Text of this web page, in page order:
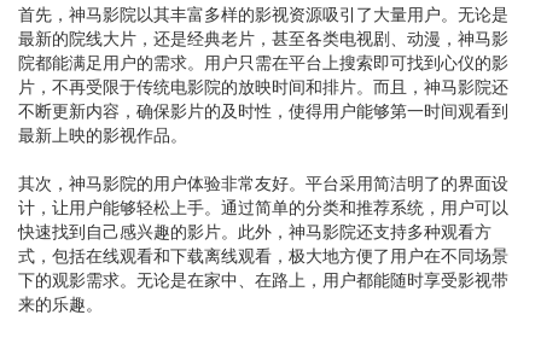
首先，神马影院以其丰富多样的影视资源吸引了大量用户。无论是
最新的院线大片，还是经典老片，甚至各类电视剧、动漫，神马影
院都能满足用户的需求。用户只需在平台上搜索即可找到心仪的影
片，不再受限于传统电影院的放映时间和排片。而且，神马影院还
不断更新内容，确保影片的及时性，使得用户能够第一时间观看到
最新上映的影视作品。
其次，神马影院的用户体验非常友好。平台采用简洁明了的界面设
计，让用户能够轻松上手。通过简单的分类和推荐系统，用户可以
快速找到自己感兴趣的影片。此外，神马影院还支持多种观看方
式，包括在线观看和下载离线观看，极大地方便了用户在不同场景
下的观影需求。无论是在家中、在路上，用户都能随时享受影视带
来的乐趣。